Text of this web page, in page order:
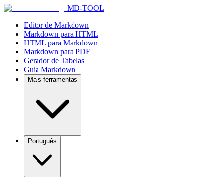
MD-TOOL
Editor de Markdown
Markdown para HTML
HTML para Markdown
Markdown para PDF
Gerador de Tabelas
Guia Markdown
Mais ferramentas
Português